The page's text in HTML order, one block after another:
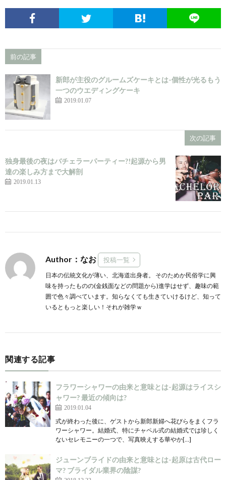
前の記事
新郎が主役のグルームズケーキとは-個性が光るもう
一つのウエディングケーキ
2019.01.07
次の記事
独身最後の夜はバチェラーパーティー?!起源から男
達の楽しみ方まで大解剖
2019.01.13
Author：なお 投稿一覧
日本の伝統文化が薄い、北海道出身者。 そのためか民俗学に興
味を持ったものの(金銭面などの問題から)進学はせず、趣味の範
囲で色々調べています。知らなくても生きていけるけど、知って
いるともっと楽しい！それが雑学ｗ
関連する記事
フラワーシャワーの由来と意味とは-起源はライスシ
ャワー? 最近の傾向は?
2019.01.04
式が終わった後に、ゲストから新郎新婦へ花びらをまくフラ
ワーシャワー。結婚式、特にチャペル式の結婚式では珍しく
ないセレモニーの一つで、写真映えする華やか[…]
ジューンブライドの由来と意味とは-起原は古代ロー
マ? ブライダル業界の陰謀?